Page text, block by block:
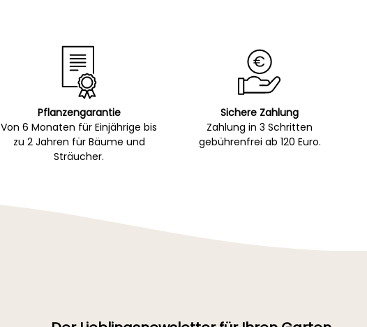
Pflanzengarantie
Von 6 Monaten für Einjährige bis
zu 2 Jahren für Bäume und
Sträucher.
Sichere Zahlung
Zahlung in 3 Schritten
gebührenfrei ab 120 Euro.